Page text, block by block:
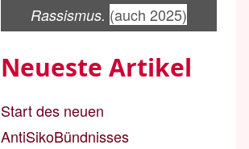
Rassismus. (auch 2025)
Neueste Artikel
Start des neuen
AntiSikoBündnisses